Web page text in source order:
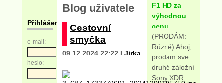
Přihlášení
e-mail:
heslo:
Blog uživatele
Cestovní
smyčka
09.12.2024 22:22 IJirka
F1 HD za
výhodnou
cenu
(PRODÁM:
Různé) Ahoj,
prodám své
druhé záložní
Sony XDR